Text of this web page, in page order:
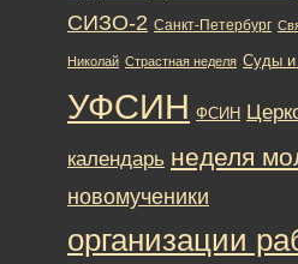
СИЗО-2 Санкт-Петербург
Николай Страстная неделя Суды и
УФСИН ФСИН
календарь неделя
новомученики
организации